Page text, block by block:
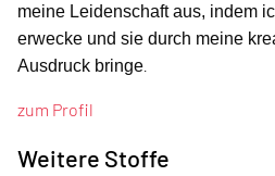
meine Leidenschaft aus, indem
erwecke und sie durch meine
Ausdruck bringe.
zum Profil
Weitere Stoffe